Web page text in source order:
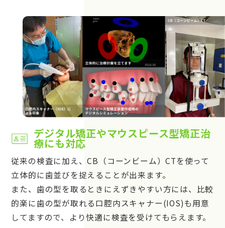
デジタル矯正やマウスピース型矯正治
療にも対応
従来の検査に加え、CB（コーンビーム）CTを使って
立体的に歯並びを捉えることが出来ます。
また、歯の型を取るときにえずきやすい方には、比較
的楽に歯の型が取れる口腔内スキャナー(IOS)も用意
してますので、より快適に検査を受けてもらえます。